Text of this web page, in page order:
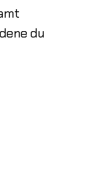
du